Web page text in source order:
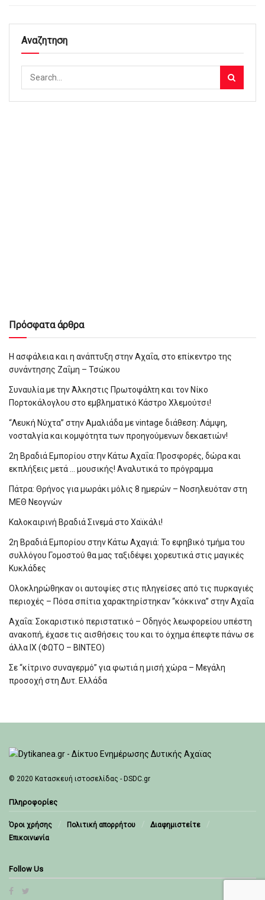
Αναζητηση
Πρόσφατα άρθρα
Η ασφάλεια και η ανάπτυξη στην Αχαΐα, στο επίκεντρο της
συνάντησης Ζαΐμη – Τσώκου
Συναυλία με την Άλκηστις Πρωτοψάλτη και τον Νίκο
Πορτοκάλογλου στο εμβληματικό Κάστρο Χλεμούτσι!
“Λευκή Νύχτα” στην Αμαλιάδα με vintage διάθεση: Λάμψη,
νοσταλγία και κομψότητα των προηγούμενων δεκαετιών!
2η Βραδιά Εμπορίου στην Κάτω Αχαΐα: Προσφορές, δώρα και
εκπλήξεις μετά … μουσικής! Αναλυτικά το πρόγραμμα
Πάτρα: Θρήνος για μωράκι μόλις 8 ημερών – Νοσηλευόταν στη
ΜΕΘ Νεογνών
Καλοκαιρινή Βραδιά Σινεμά στο Χαϊκάλι!
2η Βραδιά Εμπορίου στην Κάτω Αχαγιά: Το εφηβικό τμήμα του
συλλόγου Γομοστού θα μας ταξιδέψει χορευτικά στις μαγικές
Κυκλάδες
Ολοκληρώθηκαν οι αυτοψίες στις πληγείσες από τις πυρκαγιές
περιοχές – Πόσα σπίτια χαρακτηρίστηκαν “κόκκινα” στην Αχαΐα
Αχαΐα: Σοκαριστικό περιστατικό – Οδηγός λεωφορείου υπέστη
ανακοπή, έχασε τις αισθήσεις του και το όχημα έπεφτε πάνω σε
άλλα ΙΧ (ΦΩΤΟ – ΒΙΝΤΕΟ)
Σε “κίτρινο συναγερμό” για φωτιά η μισή χώρα – Μεγάλη
προσοχή στη Δυτ. Ελλάδα
© 2020 Κατασκευή ιστοσελίδας - DSDC.gr
Πληροφορίες
Όροι χρήσης Πολιτική απορρήτου
Διαφημιστείτε
Επικοινωνία
Follow Us